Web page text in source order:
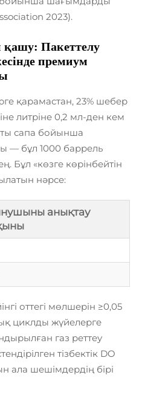
2023).
қашу: Пакеттелу
премиум
қарамастан, 23% шебер
литріне 0,2 мл-ден кем
сапа бойынша
— бұл 1000 баррель
Бұл «көзге көрінбейтін
нәрсе:
анықтау
оттегі мөлшерін ≥0,05
циклды жүйелерге
газ реттеу
тізбектік DO
ала шешімдердің бірі